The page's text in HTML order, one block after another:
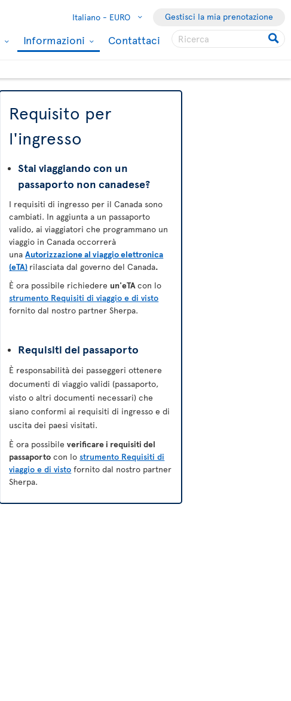
Italiano - EURO Gestisci la mia prenotazione
Informazioni Contattaci
Requisito per
l'ingresso
Stai viaggiando con un
passaporto non canadese?
I requisiti di ingresso per il Canada sono
cambiati. In aggiunta a un passaporto
valido, ai viaggiatori che programmano un
viaggio in Canada occorrerà
unaAutorizzazione al viaggio elettronica
(eTA) rilasciata dal governo del Canada.
È ora possibile richiedere un'eTAcon lo
strumento Requisiti di viaggio e di visto
fornito dal nostro partner Sherpa.
Requisiti del passaporto
È responsabilità dei passeggeri ottenere
documenti di viaggio validi (passaporto,
visto o altri documenti necessari) che
siano conformi ai requisiti di ingresso e di
uscita dei paesi visitati.
È ora possibileverificare i requisiti del
passaporto con lostrumento Requisiti di
viaggio e di visto fornito dal nostro partner
Sherpa.